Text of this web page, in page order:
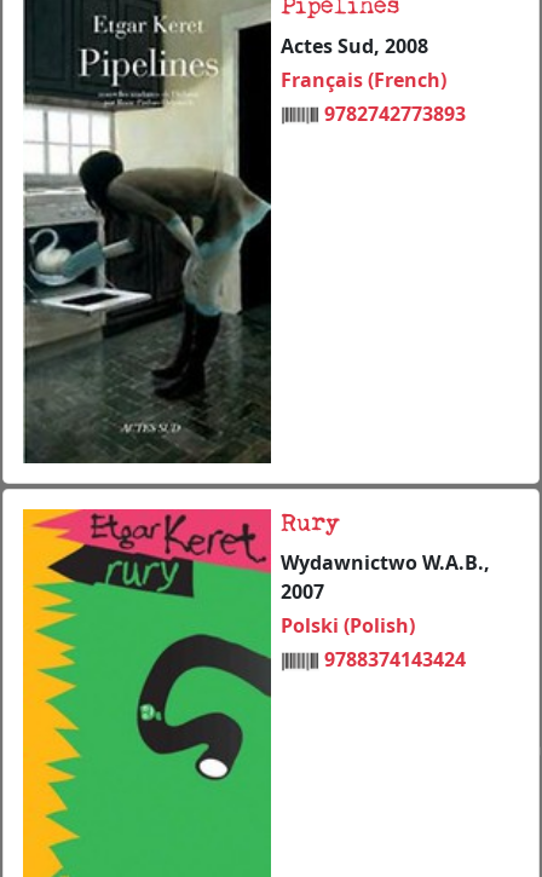
Pipelines
Actes Sud, 2008
Français (French)
9782742773893
Rury
Wydawnictwo W.A.B.,
2007
Polski (Polish)
9788374143424